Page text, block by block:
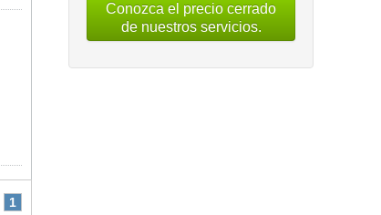
1
Conozca el precio cerrado
de nuestros servicios.